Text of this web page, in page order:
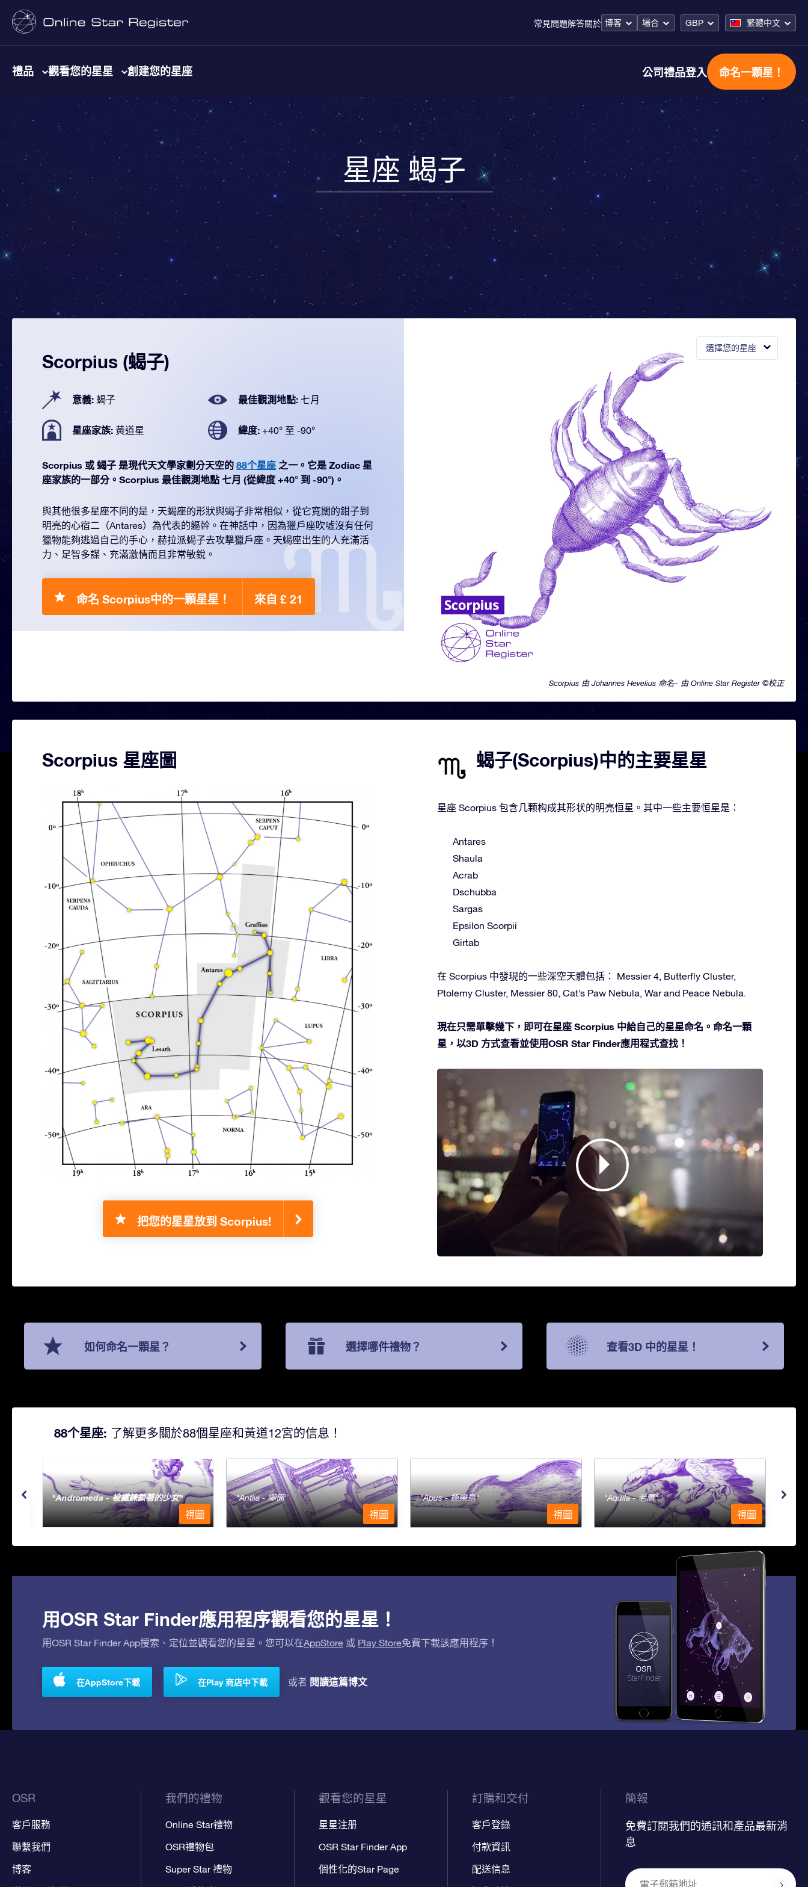
常見問題解答關於 博客 場合 GBP 繁體中文
禮品 觀看您的星星 創建您的星座 公司禮品登入 命名一顆星！
星座 蝎子
選擇您的星座
Scorpius 由 Johannes Hevelius 命名– 由 Online Star Register ©校正
Scorpius (蝎子)
意義: 蝎子 最佳觀測地點: 七月
星座家族: 黃道星 緯度: +40° 至 -90°
Scorpius 或 蝎子 是現代天文學家劃分天空的 88个星座 之一。它是 Zodiac 星
座家族的一部分。Scorpius 最佳觀測地點 七月 (從緯度 +40° 到 -90°)。
與其他很多星座不同的是，天蝎座的形狀與蝎子非常相似，從它寬闊的鉗子到
明亮的心宿二（Antares）為代表的軀幹。在神話中，因為獵戶座吹噓沒有任何
獵物能夠逃過自己的手心，赫拉派蝎子去攻擊獵戶座。天蝎座出生的人充滿活
力、足智多謀、充滿激情而且非常敏銳。
命名 Scorpius中的一顆星星！ 來自 £ 21
Scorpius 星座圖
把您的星星放到 Scorpius!
蝎子(Scorpius)中的主要星星
星座 Scorpius 包含几颗构成其形状的明亮恒星。其中一些主要恒星是：
Antares
Shaula
Acrab
Dschubba
Sargas
Epsilon Scorpii
Girtab
在 Scorpius 中發現的一些深空天體包括： Messier 4, Butterfly Cluster,
Ptolemy Cluster, Messier 80, Cat’s Paw Nebula, War and Peace Nebula.
現在只需單擊幾下，即可在星座 Scorpius 中給自己的星星命名。命名一顆
星，以3D 方式查看並使用OSR Star Finder應用程式查找！
如何命名一顆星？ 選擇哪件禮物？ 查看3D 中的星星！
88个星座: 了解更多關於88個星座和黃道12宮的信息！
Andromeda - 被鐵鍊鎖著的少女
視圖
Antlia - 唧筒
視圖
Apus - 極樂鳥
視圖
Aquila - 老鷹
視圖
用OSR Star Finder應用程序觀看您的星星！
用OSR Star Finder App搜索、定位並觀看您的星星。您可以在AppStore 或 Play Store免費下載該應用程序！
在AppStore下載 在Play 商店中下載 或者 閱讀這篇博文
OSR
客戶服務
聯繫我們
博客
我們的禮物
Online Star禮物
OSR禮物包
Super Star 禮物
觀看您的星星
星星注册
OSR Star Finder App
個性化的Star Page
訂購和交付
客戶登錄
付款資訊
配送信息
簡報
免費訂閱我們的通訊和產品最新消
息